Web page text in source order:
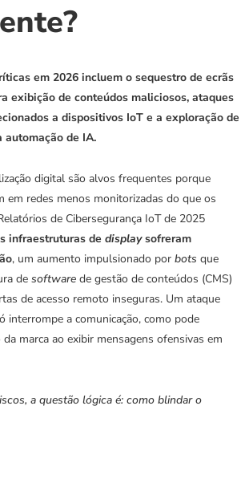
em 2026 incluem o sequestro de ecrãs
exibição de conteúdos maliciosos, ataques
a dispositivos IoT e a exploração de
de IA.
digital são alvos frequentes porque
em redes menos monitorizadas do que os
de Cibersegurança IoT de 2025
infraestruturas de display sofreram
, um aumento impulsionado por bots que
de software de gestão de conteúdos (CMS)
de acesso remoto inseguras. Um ataque
interrompe a comunicação, como pode
marca ao exibir mensagens ofensivas em
a questão lógica é: como blindar o